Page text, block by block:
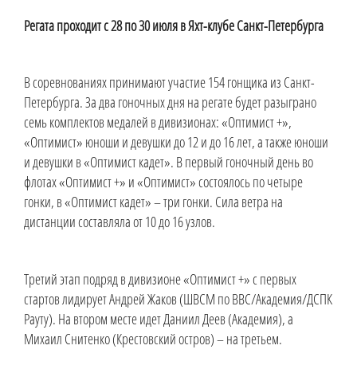
Регата проходит с 28 по 30 июля в Яхт-клубе Санкт-Петербурга
В соревнованиях принимают участие 154 гонщика из Санкт-
Петербурга. За два гоночных дня на регате будет разыграно
семь комплектов медалей в дивизионах: «Оптимист +»,
«Оптимист» юноши и девушки до 12 и до 16 лет, а также юноши
и девушки в «Оптимист кадет». В первый гоночный день во
флотах «Оптимист +» и «Оптимист» состоялось по четыре
гонки, в «Оптимист кадет» – три гонки. Сила ветра на
дистанции составляла от 10 до 16 узлов.
Третий этап подряд в дивизионе «Оптимист +» с первых
стартов лидирует Андрей Жаков (ШВСМ по ВВС/Академия/ДСПК
Рауту). На втором месте идет Даниил Деев (Академия), а
Михаил Снитенко (Крестовский остров) – на третьем.